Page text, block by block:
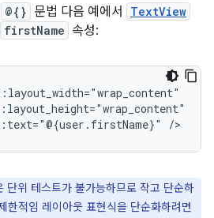
@{} 문법 다음 예에서 TextView
firstName 속성:
단위 테스트가 불가능하므로 작고 단순하
한적임 레이아웃 표현식을 단순화하려면